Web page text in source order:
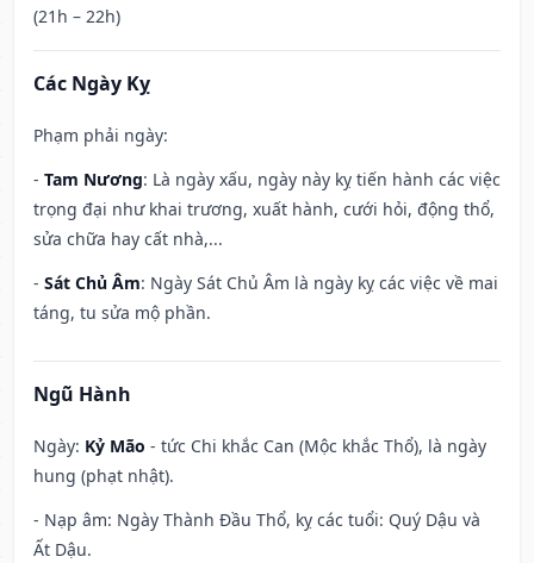
(21h – 22h)
Các Ngày Kỵ
Phạm phải ngày:
- Tam Nương: Là ngày xấu, ngày này kỵ tiến hành các việc
trọng đại như khai trương, xuất hành, cưới hỏi, động thổ,
sửa chữa hay cất nhà,...
- Sát Chủ Âm: Ngày Sát Chủ Âm là ngày kỵ các việc về mai
táng, tu sửa mộ phần.
Ngũ Hành
Ngày: Kỷ Mão - tức Chi khắc Can (Mộc khắc Thổ), là ngày
hung (phạt nhật).
- Nạp âm: Ngày Thành Đầu Thổ, kỵ các tuổi: Quý Dậu và
Ất Dậu.